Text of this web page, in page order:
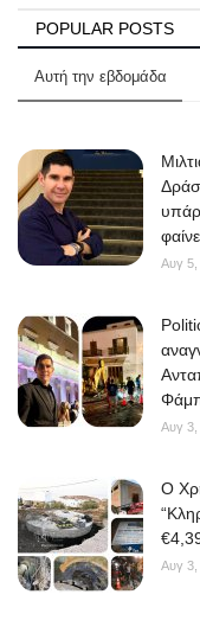
Aegean Islands
Cost Of Living Crisis
Opinion + Analysis
L’Art des Sens
Local Elections 2023
All News
About
Elections 2023
POPULAR POSTS
Αυτή την εβδομάδα
Αυγ 5,
Αυγ 3,
O
Αυγ 3,